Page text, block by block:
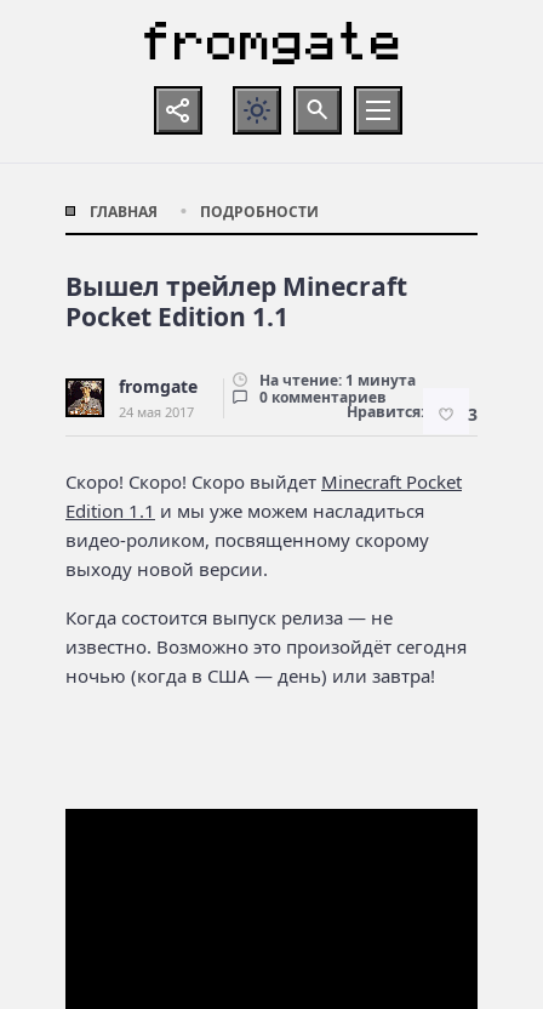
ГЛАВНАЯ ПОДРОБНОСТИ
Вышел трейлер Minecraft
Pocket Edition 1.1
fromgate
24 мая 2017
На чтение: 1 минута
0 комментариев
Нравится: 3
Скоро! Скоро! Скоро выйдет Minecraft Pocket
Edition 1.1 и мы уже можем насладиться
видео-роликом, посвященному скорому
выходу новой версии.
Когда состоится выпуск релиза — не
известно. Возможно это произойдёт сегодня
ночью (когда в США — день) или завтра!